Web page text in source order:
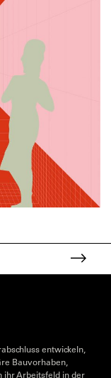
entwickeln,
Bauvorhaben,
ihr Arbeitsfeld in der